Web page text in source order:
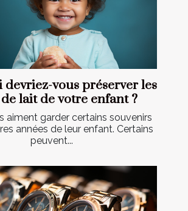
vous préserver les
lait de votre enfant ?
aiment garder certains souvenirs
années de leur enfant. Certains
peuvent...